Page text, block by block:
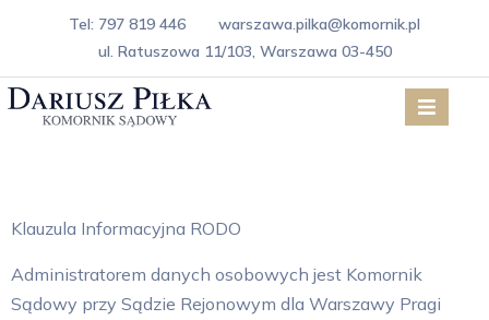
Tel: 797 819 446
warszawa.pilka@komornik.pl
ul. Ratuszowa 11/103, Warszawa 03-450
Klauzula Informacyjna RODO
Administratorem danych osobowych jest Komornik
Sądowy przy Sądzie Rejonowym dla Warszawy Pragi